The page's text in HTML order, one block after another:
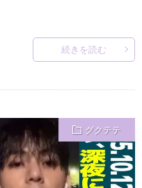
続きを読む
グクテテ